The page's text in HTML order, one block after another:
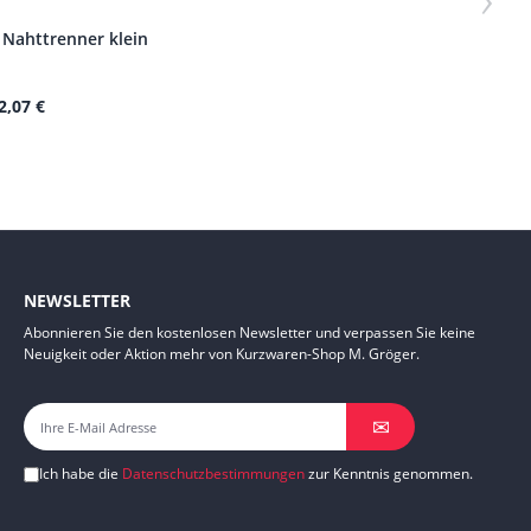
Nahttrenner klein
€
NEWSLETTER
Abonnieren Sie den kostenlosen Newsletter und verpassen Sie keine
Neuigkeit oder Aktion mehr von Kurzwaren-Shop M. Gröger.
✉
Ich habe die Datenschutzbestimmungenzur Kenntnis genommen.